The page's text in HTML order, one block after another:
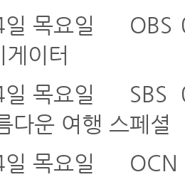
목요일
OBS
이터
목요일
SBS
다운 여행 스페셜
목요일